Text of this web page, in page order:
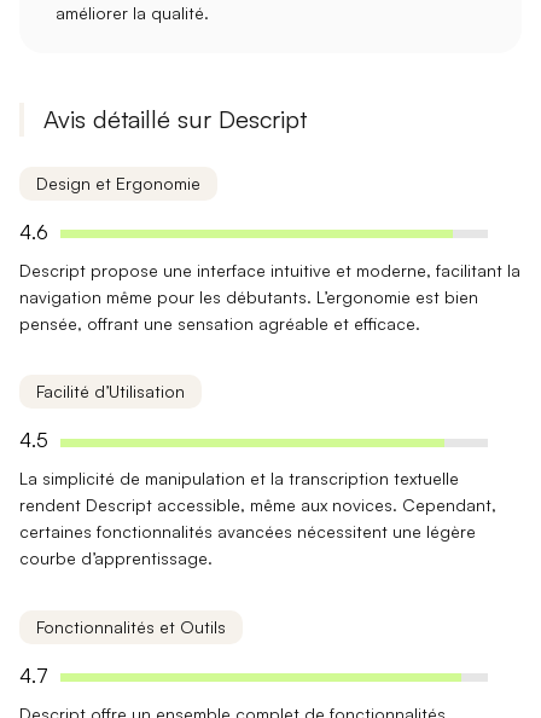
améliorer la qualité.
Avis détaillé sur Descript
Design et Ergonomie
4.6
Descript propose une interface intuitive et moderne, facilitant la
navigation même pour les débutants. L’ergonomie est bien
pensée, offrant une sensation agréable et efficace.
Facilité d’Utilisation
4.5
La simplicité de manipulation et la transcription textuelle
rendent Descript accessible, même aux novices. Cependant,
certaines fonctionnalités avancées nécessitent une légère
courbe d’apprentissage.
Fonctionnalités et Outils
4.7